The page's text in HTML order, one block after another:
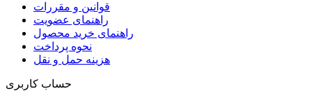
قوانین و مقررات
راهنمای عضویت
راهنمای خرید محصول
نحوه پرداخت
هزینه حمل و نقل
حساب کاربری